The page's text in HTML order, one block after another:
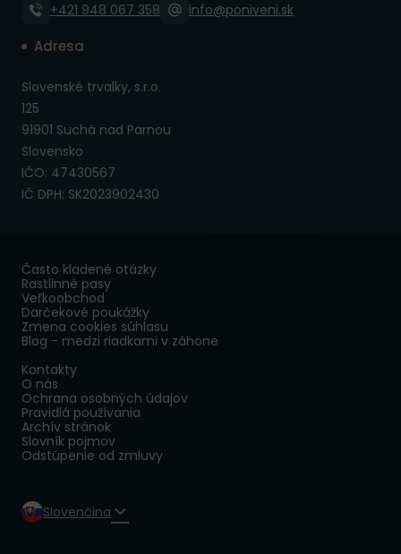
+421 948 067 358 info@poniveni.sk
Adresa
Slovenské trvalky, s.r.o.
125
91901 Suchá nad Parnou
Slovensko
IČO: 47430567
IČ DPH: SK2023902430
Často kladené otázky
Rastlinné pasy
Veľkoobchod
Darčekové poukážky
Zmena cookies súhlasu
Blog - medzi riadkami v záhone
Kontakty
O nás
Ochrana osobných údajov
Pravidlá používania
Archív stránok
Slovník pojmov
Odstúpenie od zmluvy
Slovenčina